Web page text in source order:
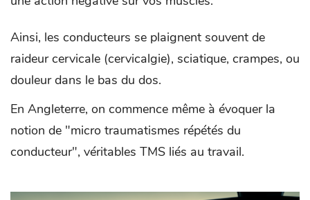
Ainsi, les conducteurs se plaignent souvent de
raideur cervicale (cervicalgie), sciatique, crampes, ou
douleur dans le bas du dos.
En Angleterre, on commence même à évoquer la
notion de "micro traumatismes répétés du
conducteur", véritables TMS liés au travail.